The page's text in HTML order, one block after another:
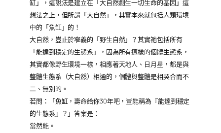
缸」，這說法是建立在「大自然創生一切生命的基因」這
想法之上，但所謂「大自然」，其實本來就包括人類環境
中的「魚缸」的！
大自然，豈止於窄義的「野生自然」？其實祂包括所有
「能達到穩定的生態系」，因為所有這樣的個體生態系，
其實都像野生環境一樣，相應著天地人、日月星，都是與
整體生態系（大自然）相通的，個體與整體是相契合而不
二、無別的。
若問：「魚缸，壽命給你30年吧，豈能稱為『能達到穩定
的生態系』？」答案是：
當然能。